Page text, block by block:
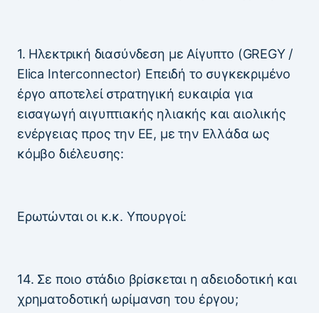
1. Ηλεκτρική διασύνδεση με Αίγυπτο (GREGY /
Elica Interconnector) Επειδή το συγκεκριμένο
έργο αποτελεί στρατηγική ευκαιρία για
εισαγωγή αιγυπτιακής ηλιακής και αιολικής
ενέργειας προς την ΕΕ, με την Ελλάδα ως
κόμβο διέλευσης:
Ερωτώνται οι κ.κ. Υπουργοί:
14. Σε ποιο στάδιο βρίσκεται η αδειοδοτική και
χρηματοδοτική ωρίμανση του έργου;